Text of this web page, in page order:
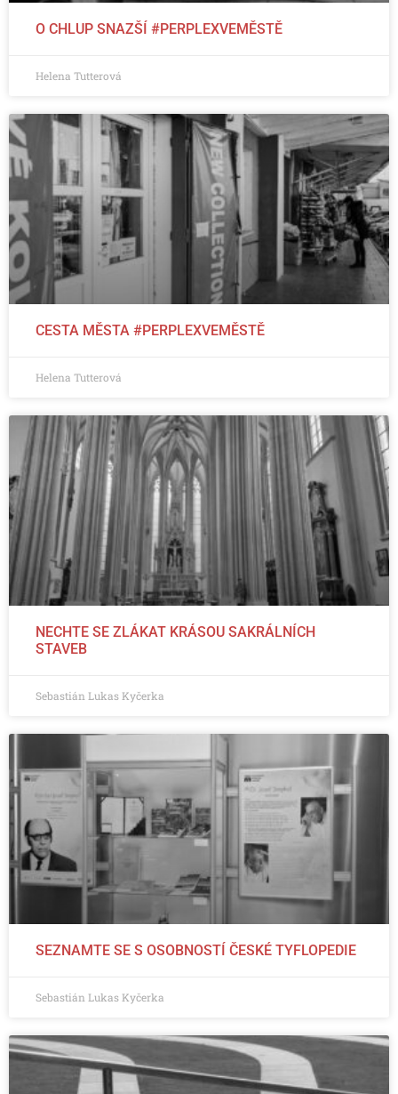
O CHLUP SNAZŠÍ #PERPLEXVEMĚSTĚ
Helena Tutterová
CESTA MĚSTA #PERPLEXVEMĚSTĚ
Helena Tutterová
NECHTE SE ZLÁKAT KRÁSOU SAKRÁLNÍCH
STAVEB
Sebastián Lukas Kyčerka
SEZNAMTE SE S OSOBNOSTÍ ČESKÉ TYFLOPEDIE
Sebastián Lukas Kyčerka